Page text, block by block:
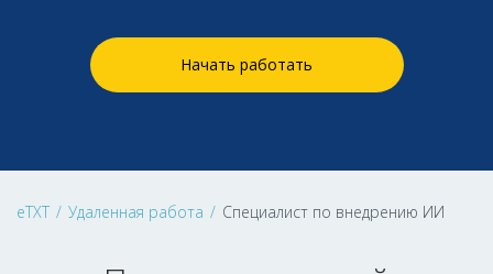
Начать работать
eTXT / Удаленная работа / Специалист по внедрению ИИ